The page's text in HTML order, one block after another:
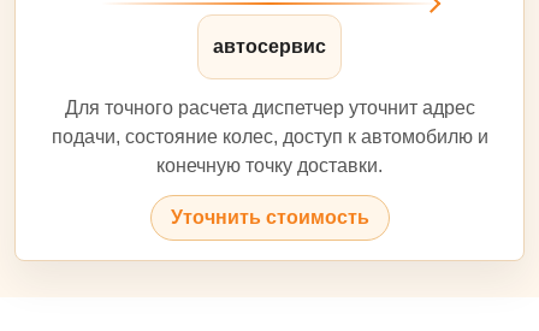
автосервис
Для точного расчета диспетчер уточнит адрес
подачи, состояние колес, доступ к автомобилю и
конечную точку доставки.
Уточнить стоимость